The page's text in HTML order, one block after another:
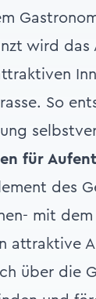
wird
So
für
des
mit dem
attraktive
über die